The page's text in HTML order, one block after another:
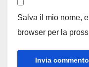
Salva il mio nome,
browser per la